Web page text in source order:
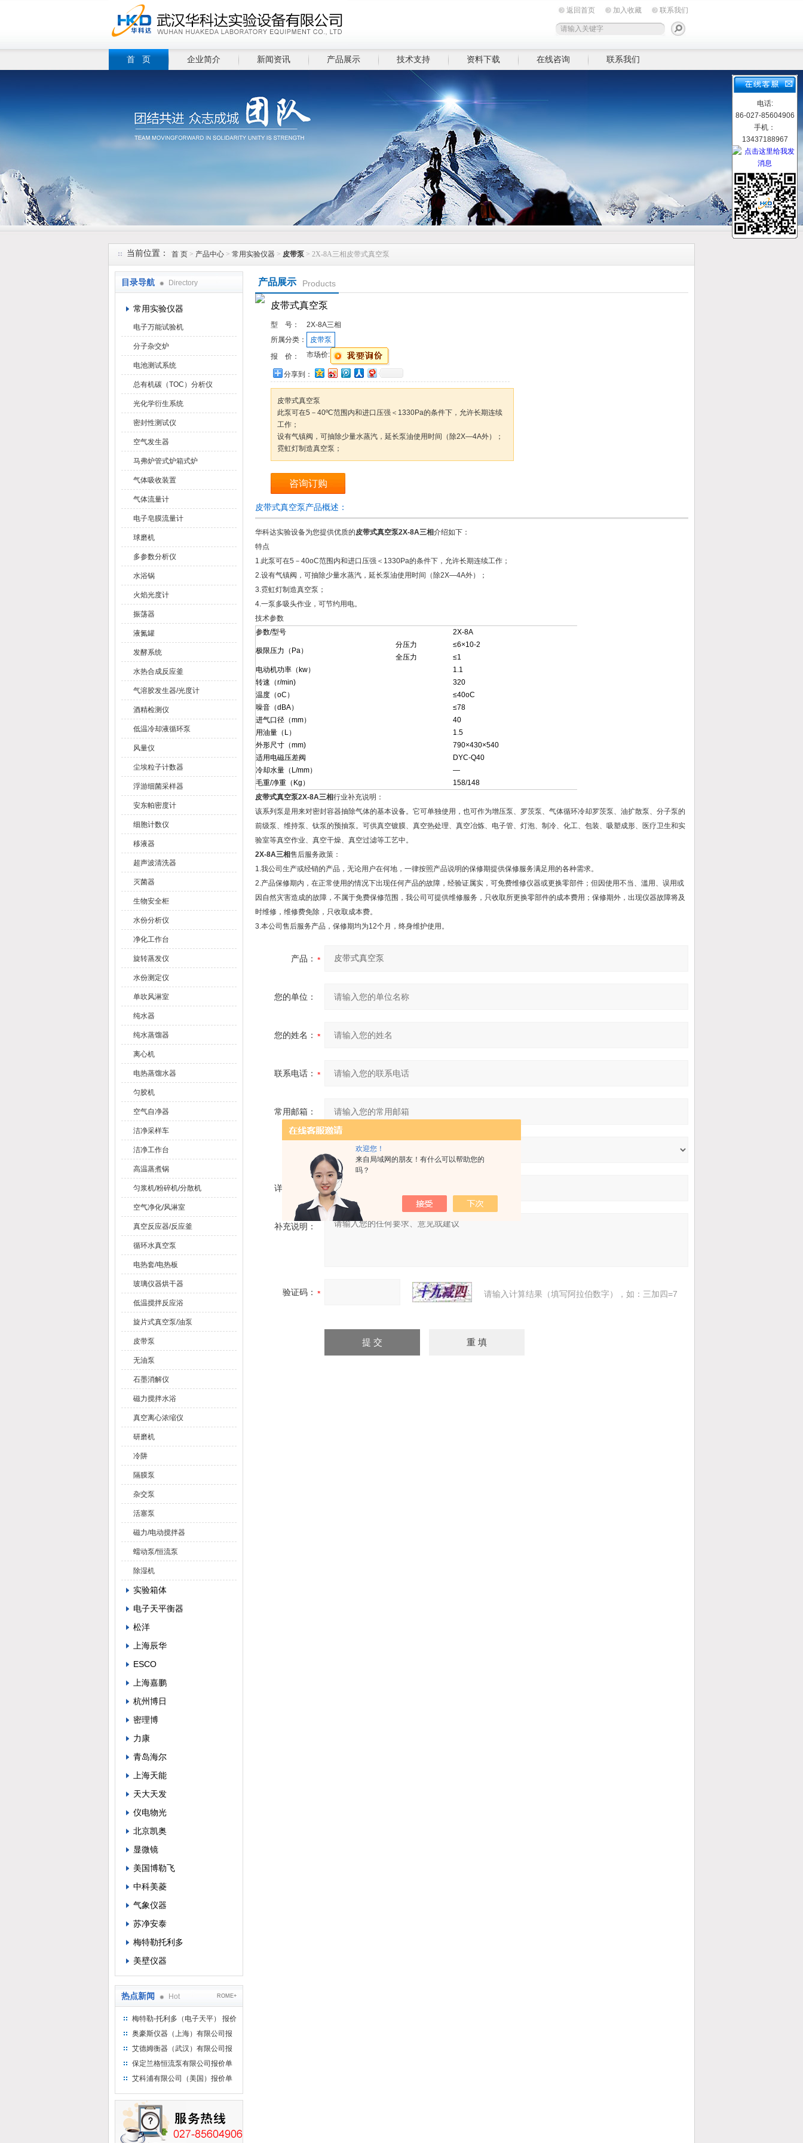
欢迎您！
来自局域网的朋友！有什么可以帮助您的
吗？
返回首页 加入收藏 联系我们
首 页 企业简介 新闻资讯 产品展示 技术支持 资料下载 在线咨询 联系我们
当前位置： 首 页 > 产品中心 > 常用实验仪器 > 皮带泵 > 2X-8A三相皮带式真空泵
目录导航 Directory
常用实验仪器
电子万能试验机
分子杂交炉
电池测试系统
总有机碳（TOC）分析仪
光化学衍生系统
密封性测试仪
空气发生器
马弗炉管式炉箱式炉
气体吸收装置
气体流量计
电子皂膜流量计
球磨机
多参数分析仪
水浴锅
火焰光度计
振荡器
液氮罐
发酵系统
水热合成反应釜
气溶胶发生器/光度计
酒精检测仪
低温冷却液循环泵
风量仪
尘埃粒子计数器
浮游细菌采样器
安东帕密度计
细胞计数仪
移液器
超声波清洗器
灭菌器
生物安全柜
水份分析仪
净化工作台
旋转蒸发仪
水份测定仪
单吹风淋室
纯水器
纯水蒸馏器
离心机
电热蒸馏水器
匀胶机
空气自净器
洁净采样车
洁净工作台
高温蒸煮锅
匀浆机/粉碎机/分散机
空气净化/风淋室
真空反应器/反应釜
循环水真空泵
电热套/电热板
玻璃仪器烘干器
低温搅拌反应浴
旋片式真空泵/油泵
皮带泵
无油泵
石墨消解仪
磁力搅拌水浴
真空离心浓缩仪
研磨机
冷阱
隔膜泵
杂交泵
活塞泵
磁力/电动搅拌器
蠕动泵/恒流泵
除湿机
实验箱体
电子天平衡器
松洋
上海辰华
ESCO
上海嘉鹏
杭州博日
密理博
力康
青岛海尔
上海天能
天大天发
仪电物光
北京凯奥
显微镜
美国博勒飞
中科美菱
气象仪器
苏净安泰
梅特勒托利多
美壁仪器
热点新闻 Hot ROME+
梅特勒-托利多（电子天平） 报价
单
奥豪斯仪器（上海）有限公司报
价单
艾德姆衡器（武汉）有限公司报
价单
保定兰格恒流泵有限公司报价单
艾科浦有限公司（美国）报价单
产品展示 Products
皮带式真空泵
型 号：
2X-8A三相
所属分类：
皮带泵
报 价：
市场价:
分享到：
皮带式真空泵
此泵可在5－40ºC范围内和进口压强＜1330Pa的条件下，允许长期连续
工作；
设有气镇阀，可抽除少量水蒸汽，延长泵油使用时间（除2X—4A外）；
霓虹灯制造真空泵；
咨询订购
皮带式真空泵产品概述：
华科达实验设备为您提供优质的皮带式真空泵2X-8A三相介绍如下：
特点
1.此泵可在5－40oC范围内和进口压强＜1330Pa的条件下，允许长期连续工作；
2.设有气镇阀，可抽除少量水蒸汽，延长泵油使用时间（除2X—4A外）；
3.霓虹灯制造真空泵；
4.一泵多吸头作业，可节约用电。
技术参数
参数/型号
2X-8A
极限压力（Pa）
分压力
≤6×10-2
全压力
≤1
电动机功率（kw）
1.1
转速（r/min)
320
温度（oC）
≤40oC
噪音（dBA）
≤78
进气口径（mm）
40
用油量（L）
1.5
外形尺寸（mm)
790×430×540
适用电磁压差阀
DYC-Q40
冷却水量（L/mm）
―
毛重/净重（Kg）
158/148
皮带式真空泵2X-8A三相行业补充说明：
该系列泵是用来对密封容器抽除气体的基本设备。它可单独使用，也可作为增压泵、罗茨泵、气体循环冷却罗茨泵、油扩散泵、分子泵的
前级泵、维持泵、钛泵的预抽泵。可供真空镀膜、真空热处理、真空冶炼、电子管、灯泡、制冷、化工、包装、吸塑成形、医疗卫生和实
验室等真空作业、真空干燥、真空过滤等工艺中。
2X-8A三相售后服务政策：
1.我公司生产或经销的产品，无论用户在何地，一律按照产品说明的保修期提供保修服务满足用的各种需求。
2.产品保修期内，在正常使用的情况下出现任何产品的故障，经验证属实，可免费维修仪器或更换零部件；但因使用不当、滥用、误用或
因自然灾害造成的故障，不属于免费保修范围，我公司可提供维修服务，只收取所更换零部件的成本费用；保修期外，出现仪器故障将及
时维修，维修费免除，只收取成本费。
3.本公司售后服务产品，保修期均为12个月，终身维护使用。
产品：
您的单位：
您的姓名：
联系电话：
常用邮箱：
详细地址：
补充说明：
验证码： 请输入计算结果（填写阿拉伯数字），如：三加四=7
电话:
86-027-85604906
手机：
13437188967